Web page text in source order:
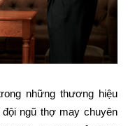
những thương hiệu
ngũ thợ may chuyên